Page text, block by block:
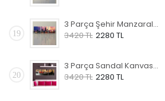
19
3 Parça Şehir Manzaralı Yatay Kanvas Tablo
3420 TL 2280 TL
20
3 Parça Sandal Kanvas Tablo
3420 TL 2280 TL